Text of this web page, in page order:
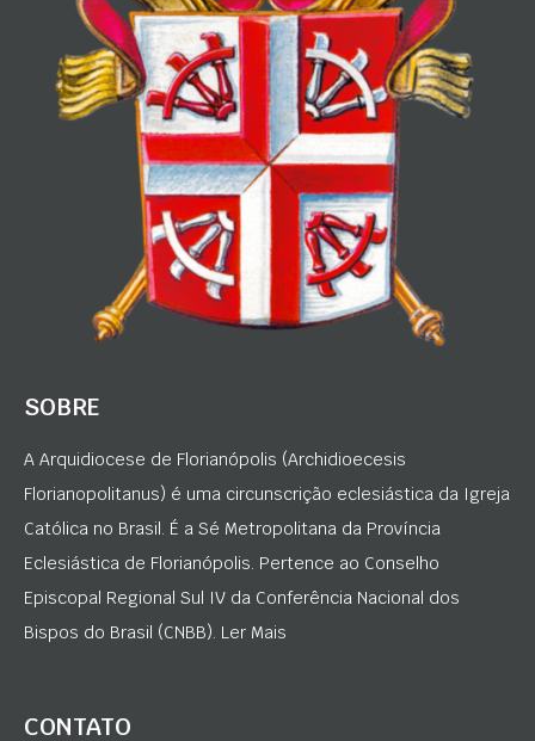
SOBRE
A Arquidiocese de Florianópolis (Archidioecesis
Florianopolitanus) é uma circunscrição eclesiástica da Igreja
Católica no Brasil. É a Sé Metropolitana da Província
Eclesiástica de Florianópolis. Pertence ao Conselho
Episcopal Regional Sul IV da Conferência Nacional dos
Bispos do Brasil (CNBB). Ler Mais
CONTATO